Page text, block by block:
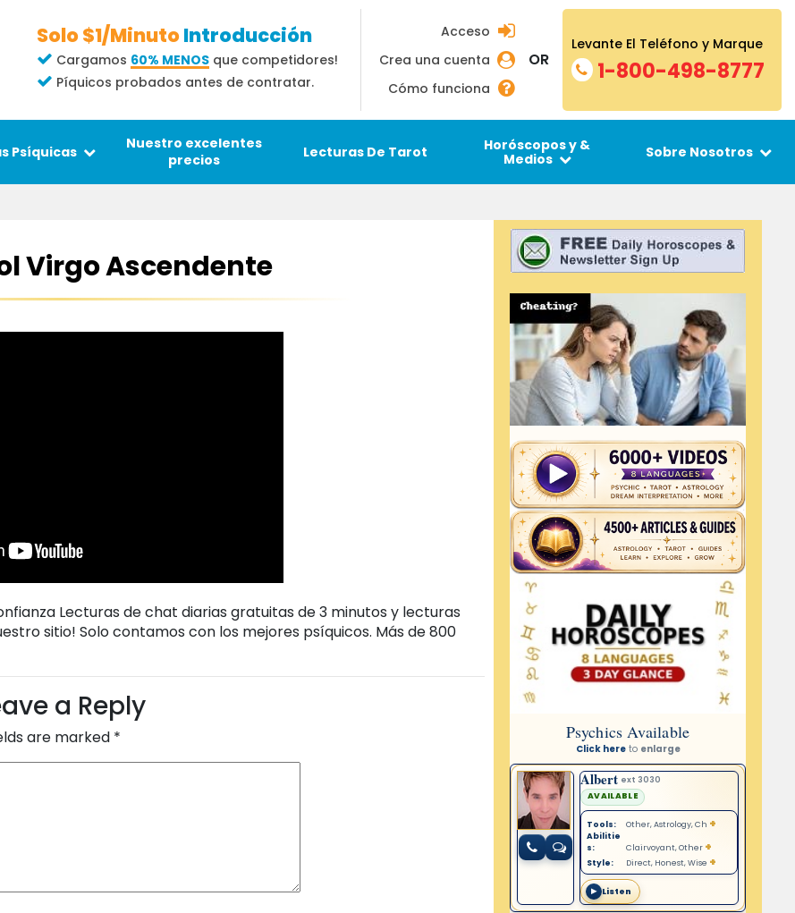
Solo $1/MinutoIntroducción
Cargamos 60% MENOS que competidores!
Píquicos probados antes de contratar.
Acceso
Crea una cuenta
Cómo funciona
OR
Levante El Teléfono y Marque
1-800-498-8777
Psíquicas
Nuestro excelentes
precios
Lecturas De Tarot
Horóscopos y &
Medios
Sobre Nosotros
Virgo Ascendente
Lecturas de chat diarias gratuitas de 3 minutos y lecturas
sitio! Solo contamos con los mejores psíquicos. Más de 800
a Reply
are marked *